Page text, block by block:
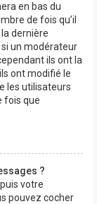
en bas du
de fois qu’il
dernière
un modérateur
ils ont la
ont modifié le
les utilisateurs
fois que
?
votre
pouvez cocher